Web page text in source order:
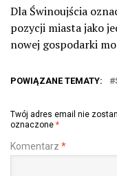
Dla Świnoujścia
pozycji miasta jako
nowej gospodarki
POWIĄZANE TEMATY:
Twój adres email nie
oznaczone *
Komentarz *